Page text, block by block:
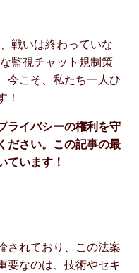
戦いは終わっていな
監視チャット規制策
今こそ、私たち一人ひ
！
ライバシーの権利を守
ださい。この記事の最
ています！
されており、この法案
要なのは、技術やセキ